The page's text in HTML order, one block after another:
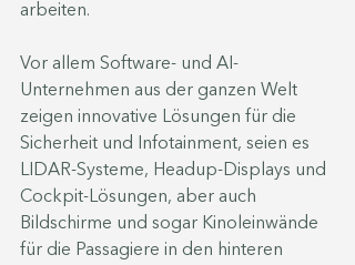
arbeiten.
Vor allem Software- und AI-
Unternehmen aus der ganzen Welt
zeigen innovative Lösungen für die
Sicherheit und Infotainment, seien es
LIDAR-Systeme, Headup-Displays und
Cockpit-Lösungen, aber auch
Bildschirme und sogar Kinoleinwände
für die Passagiere in den hinteren